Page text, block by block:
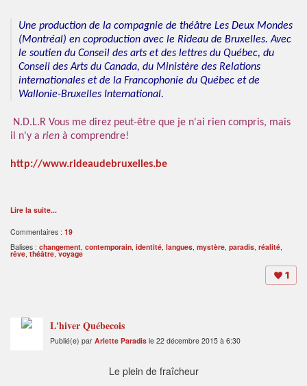
Une production de la compagnie de théâtre Les Deux Mondes
(Montréal) en coproduction avec le Rideau de Bruxelles. Avec
le soutien du Conseil des arts et des lettres du Québec, du
Conseil des Arts du Canada, du Ministère des Relations
internationales et de la Francophonie du Québec et de
Wallonie-Bruxelles International.
N.D.L.R Vous me direz peut-être que je n'ai rien compris, mais
il n'y a rien à comprendre!
http://www.rideaudebruxelles.be
Lire la suite...
Commentaires : 19
Balises : changement, contemporain, identité, langues, mystère, paradis, réalité,
rêve, théâtre,voyage
1
L'hiver Québecois
Publié(e) par Arlette Paradis le 22 décembre 2015 à 6:30
Le plein de fraîcheur